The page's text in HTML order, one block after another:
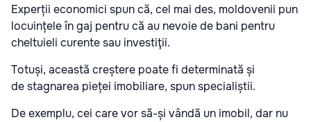
Experții economici spun că, cel mai des, moldovenii pun
locuințele în gaj pentru că au nevoie de bani pentru
cheltuieli curente sau investiţii.
Totuși, această creștere poate fi determinată și
de stagnarea pieței imobiliare, spun specialiștii.
De exemplu, cei care vor să-și vândă un imobil, dar nu